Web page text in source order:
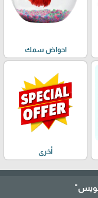
احواض سمك
أخرى